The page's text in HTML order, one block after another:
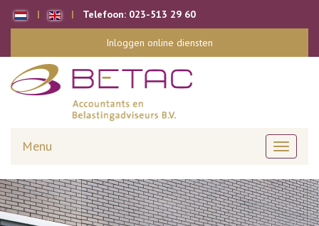
Telefoon: 023-513 29 60
Inloggen online diensten
Toggle
Menu